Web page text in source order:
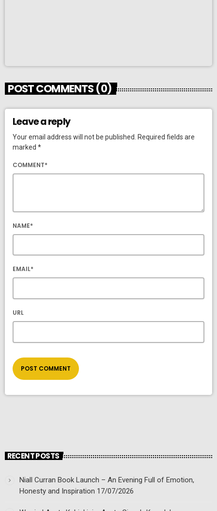
POST COMMENTS (0)
Leave a reply
Your email address will not be published. Required fields are
marked *
COMMENT*
NAME*
EMAIL*
URL
RECENT POSTS
Niall Curran Book Launch – An Evening Full of Emotion,
Honesty and Inspiration 17/07/2026